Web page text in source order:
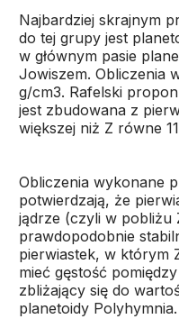
Najbardziej skrajnym
do tej grupy jest
w głównym pasie
Jowiszem. Obliczenia
g/cm3. Rafelski
jest zbudowana z
większej niż Z równe
Obliczenia wykonane
potwierdzają, że
jądrze (czyli w pobliżu
prawdopodobnie
pierwiastek, w którym
mieć gęstość
zbliżający się do
planetoidy Polyhymnia.